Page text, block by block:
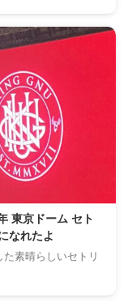
東京ドーム セト
なれたよ
素晴らしいセトリ